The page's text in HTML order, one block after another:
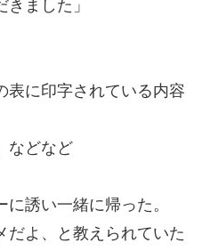
きました」
表に印字されている内容
などなど
誘い一緒に帰った。
だよ、と教えられていた